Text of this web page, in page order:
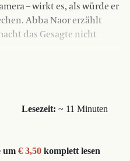
– wirkt es, als würde er
Abba Naor erzählt
das Gesagte nicht
Lesezeit: ~ 11 Minuten
um € 3,50komplett lesen